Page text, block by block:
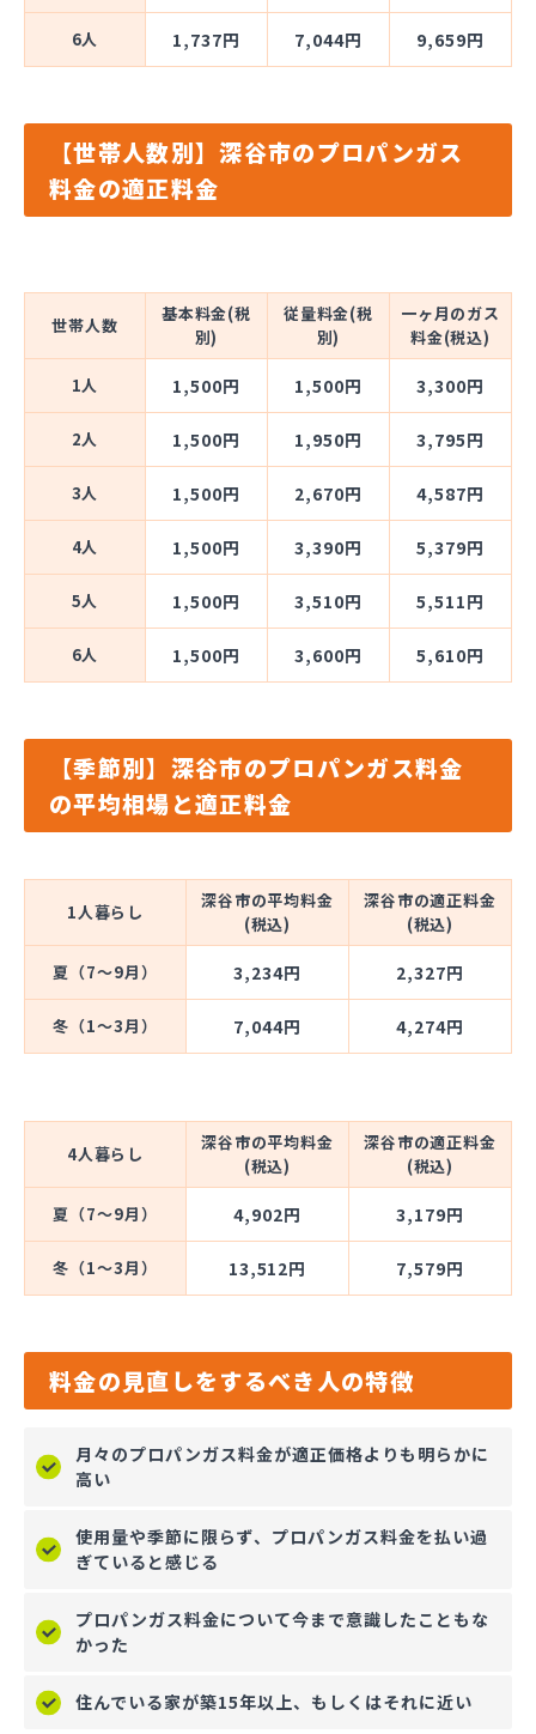
6人 1,737円 7,044円 9,659円
【世帯人数別】深谷市のプロパンガス
料金の適正料金
世帯人数
基本料金(税
別)
従量料金(税
別)
一ヶ月のガス
料金(税込)
1人 1,500円 1,500円 3,300円
2人 1,500円 1,950円 3,795円
3人 1,500円 2,670円 4,587円
4人 1,500円 3,390円 5,379円
5人 1,500円 3,510円 5,511円
6人 1,500円 3,600円 5,610円
【季節別】深谷市のプロパンガス料金
の平均相場と適正料金
1人暮らし
深谷市の平均料金
(税込)
深谷市の適正料金
(税込)
夏（7～9月） 3,234円 2,327円
冬（1～3月） 7,044円 4,274円
4人暮らし
深谷市の平均料金
(税込)
深谷市の適正料金
(税込)
夏（7～9月） 4,902円 3,179円
冬（1～3月） 13,512円 7,579円
料金の見直しをするべき人の特徴
月々のプロパンガス料金が適正価格よりも明らかに
高い
使用量や季節に限らず、プロパンガス料金を払い過
ぎていると感じる
プロパンガス料金について今まで意識したこともな
かった
住んでいる家が築15年以上、もしくはそれに近い